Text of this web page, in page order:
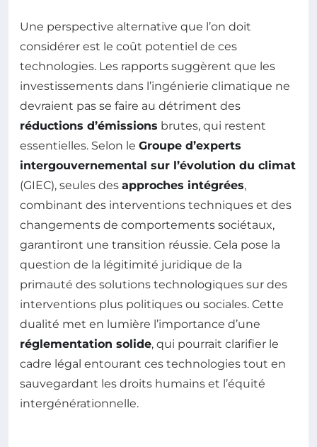
Une perspective alternative que l’on doit
considérer est le coût potentiel de ces
technologies. Les rapports suggèrent que les
investissements dans l’ingénierie climatique ne
devraient pas se faire au détriment des
réductions d’émissions brutes, qui restent
essentielles. Selon le Groupe d’experts
intergouvernemental sur l’évolution du climat
(GIEC), seules des approches intégrées,
combinant des interventions techniques et des
changements de comportements sociétaux,
garantiront une transition réussie. Cela pose la
question de la légitimité juridique de la
primauté des solutions technologiques sur des
interventions plus politiques ou sociales. Cette
dualité met en lumière l’importance d’une
réglementation solide, qui pourrait clarifier le
cadre légal entourant ces technologies tout en
sauvegardant les droits humains et l’équité
intergénérationnelle.